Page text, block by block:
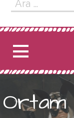
Ortam